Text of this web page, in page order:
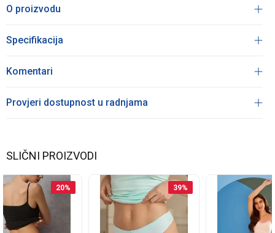
O proizvodu
Specifikacija
Komentari
Provjeri dostupnost u radnjama
SLIČNI PROIZVODI
20% 39%